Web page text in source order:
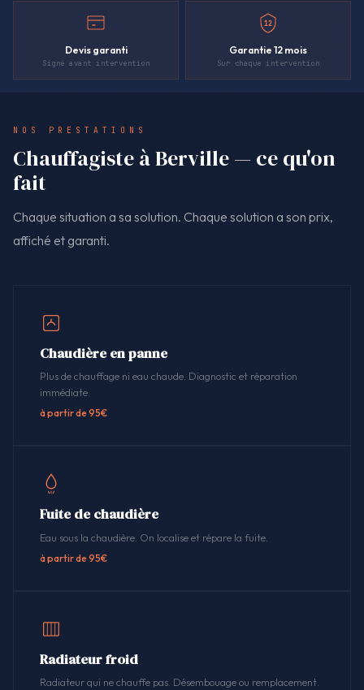
Devis garanti
Signé avant intervention
12
Garantie 12 mois
Sur chaque intervention
NOS PRESTATIONS
Chauffagiste à Berville — ce qu'on
fait
Chaque situation a sa solution. Chaque solution a son prix,
affiché et garanti.
Chaudière en panne
Plus de chauffage ni eau chaude. Diagnostic et réparation
immédiate.
à partir de 95€
Fuite de chaudière
Eau sous la chaudière. On localise et répare la fuite.
à partir de 95€
Radiateur froid
Radiateur qui ne chauffe pas. Désembouage ou remplacement.